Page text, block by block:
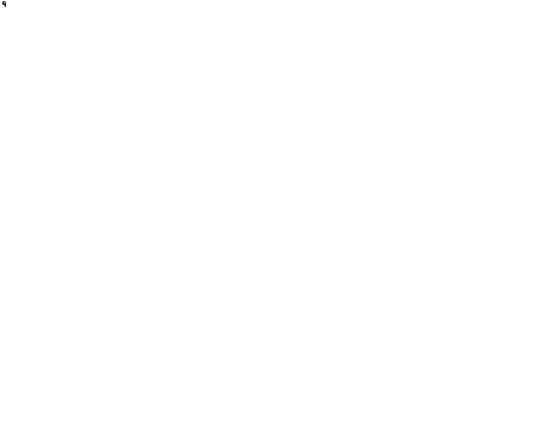
รับจากเลือกตั้ง กรุงเทพฯ – พัทยา
รบ้าง
ลดิบ]
ต่ปี 2023-2024
มากกว่าเกิด